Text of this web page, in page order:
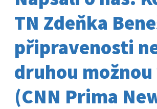
TN Zdeňka
připravenosti
druhou
(CNN Prima